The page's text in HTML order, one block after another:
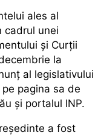
ales al
cadrul unei
și Curții
la
al legislativului
pagina sa de
și portalul INP.
a fost